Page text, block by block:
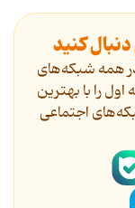
کنید
همه شبکه‌های
را با بهترین
اجتماعی